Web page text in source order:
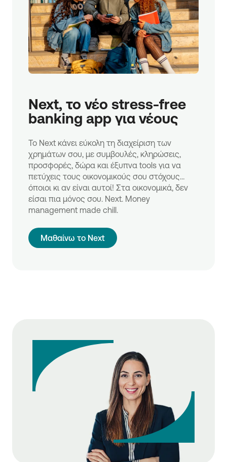
Next, το νέο stress-free
banking app για νέους
Το Next κάνει εύκολη τη διαχείριση των
χρημάτων σου, με συμβουλές, κληρώσεις,
προσφορές, δώρα και έξυπνα tools για να
πετύχεις τους οικονομικούς σου στόχους…
όποιοι κι αν είναι αυτοί! Στα οικονομικά, δεν
είσαι πια μόνος σου. Next. Money
management made chill.
Μαθαίνω το Next